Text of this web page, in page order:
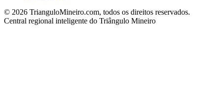
© 2026 TrianguloMineiro.com, todos os direitos reservados.
Central regional inteligente do Triângulo Mineiro